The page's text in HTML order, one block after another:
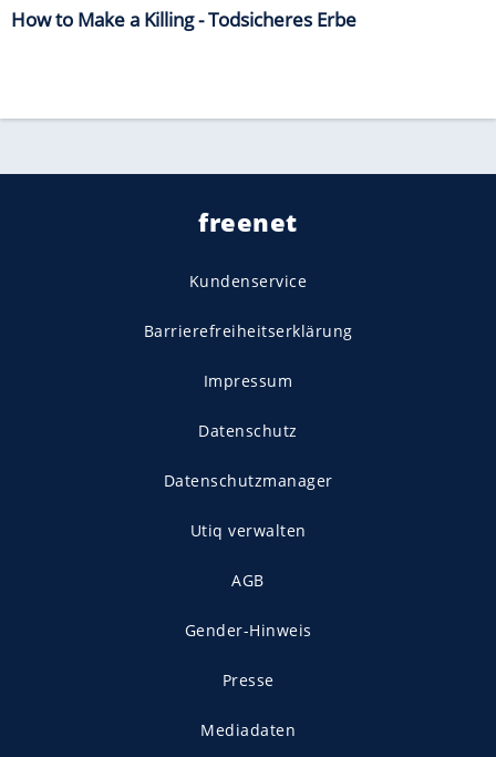
How to Make a Killing - Todsicheres Erbe
freenet
Kundenservice
Barrierefreiheitserklärung
Impressum
Datenschutz
Datenschutzmanager
Utiq verwalten
AGB
Gender-Hinweis
Presse
Mediadaten